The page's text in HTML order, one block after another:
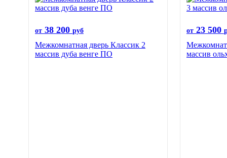
от 38 200 руб
Межкомнатная дверь Классик 2
массив дуба венге ПО
от 23 500
массив